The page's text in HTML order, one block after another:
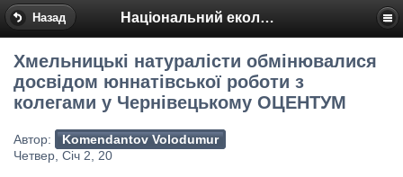
Назад Національний еколого-натуралістичний центр
Хмельницькі натуралісти обмінювалися
досвідом юннатівської роботи з
колегами у Чернівецькому ОЦЕНТУМ
Автор:
Komendantov Volodumur
Четвер, Січ 2, 20